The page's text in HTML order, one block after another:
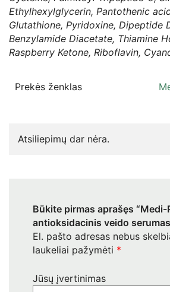
Ethylhexylglycerin, Pantothenic
Glutathione, Pyridoxine, Dipeptide
Benzylamide Diacetate, Thiamine
Raspberry Ketone, Riboflavin,
Prekės ženklas
Atsiliepimų dar nėra.
Būkite pirmas aprašęs “Medi-
antioksidacinis veido
El. pašto adresas nebus
laukeliai pažymėti *
Jūsų įvertinimas